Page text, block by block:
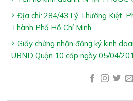
Địa chỉ: 284/43 Lý Thường Kiệt,
Thành Phố Hồ Chí Minh
Giấy chứng nhận đăng ký kinh
UBND Quận 10 cấp ngày 05/04/